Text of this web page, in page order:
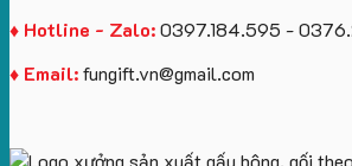
♦ Hotline - Zalo:0397.184.595 -
♦ Email:fungift.vn@gmail.com